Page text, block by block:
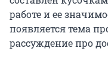
работе и ее
появляется тема
рассуждение про